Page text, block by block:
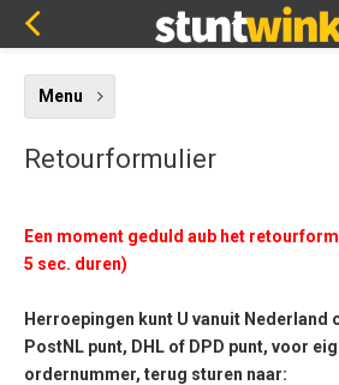
Menu
Retourformulier
Een moment geduld aub het
5 sec. duren)
Herroepingen kunt U vanuit Nederland
PostNL punt, DHL of DPD punt, voor
ordernummer, terug sturen naar: